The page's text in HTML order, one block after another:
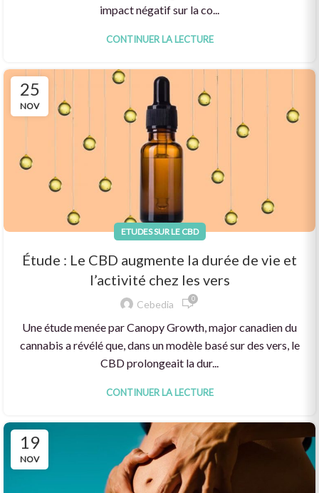
impact négatif sur la co...
CONTINUER LA LECTURE
25
NOV
ETUDES SUR LE CBD
Étude : Le CBD augmente la durée de vie et
l’activité chez les vers
Cebedia 0
Une étude menée par Canopy Growth, major canadien du
cannabis a révélé que, dans un modèle basé sur des vers, le
CBD prolongeait la dur...
CONTINUER LA LECTURE
19
NOV